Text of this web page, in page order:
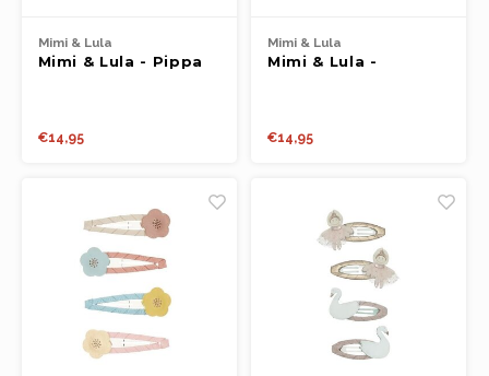
Mimi & Lula
Mimi & Lula - Pippa
€14,95
Mimi & Lula
Mimi & Lula -
€14,95